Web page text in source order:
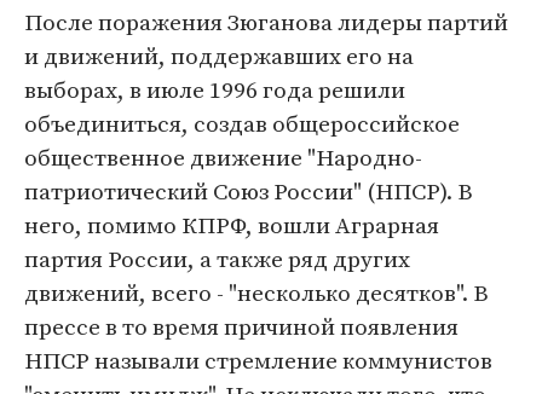
После поражения Зюганова лидеры партий
и движений, поддержавших его на
выборах, в июле 1996 года решили
объединиться, создав общероссийское
общественное движение "Народно-
патриотический Союз России" (НПСР). В
него, помимо КПРФ, вошли Аграрная
партия России, а также ряд других
движений, всего - "несколько десятков". В
прессе в то время причиной появления
НПСР называли стремление коммунистов